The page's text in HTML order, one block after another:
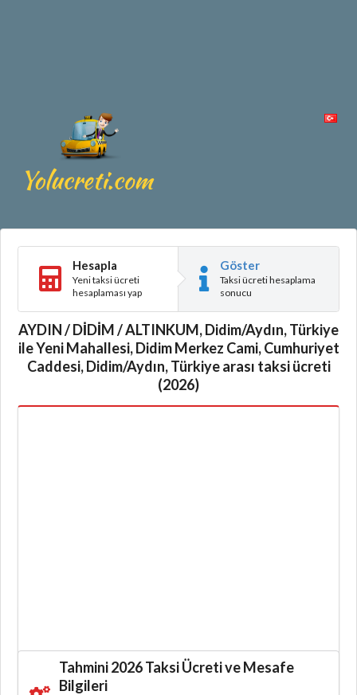
Hesapla
Yeni taksi ücreti
hesaplaması yap
Göster
Taksi ücreti hesaplama
sonucu
AYDIN / DİDİM / ALTINKUM, Didim/Aydın, Türkiye
ile Yeni Mahallesi, Didim Merkez Cami, Cumhuriyet
Caddesi, Didim/Aydın, Türkiye arası taksi ücreti
(2026)
Tahmini 2026 Taksi Ücreti ve Mesafe
Bilgileri